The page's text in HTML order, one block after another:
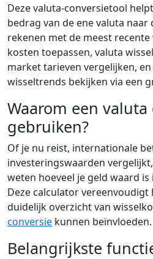
Deze valuta-conversietool
bedrag van de ene valuta naar
rekenen met de meest
kosten toepassen, valuta
market tarieven vergelijken,
wisseltrends bekijken via een
Waarom een
gebruiken?
Of je nu reist, internationale
investeringswaarden
weten hoeveel je geld waard
Deze calculator
duidelijk overzicht van
conversie kunnen beïnvloeden.
Belangrijkste